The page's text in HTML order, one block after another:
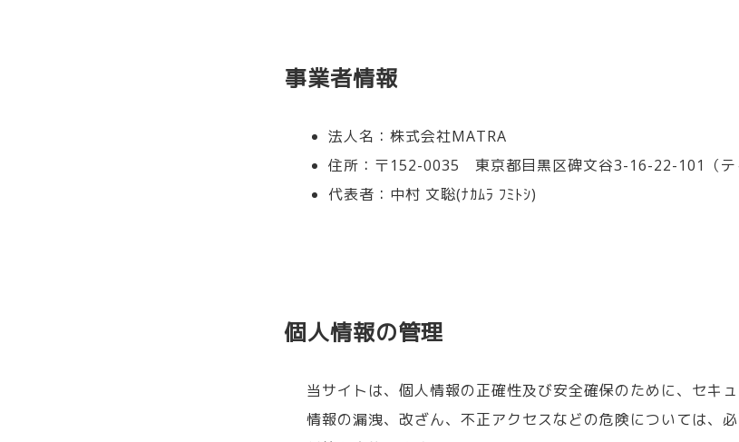
事業者情報
法人名：株式会社MATRA
住所：〒152-0035 東京都目黒区碑文谷3-16-22-101（テ
代表者：中村 文聡(ﾅｶﾑﾗ ﾌﾐﾄｼ)
個人情報の管理
当サイトは、個人情報の正確性及び安全確保のために、セキ
情報の漏洩、改ざん、不正アクセスなどの危険については、